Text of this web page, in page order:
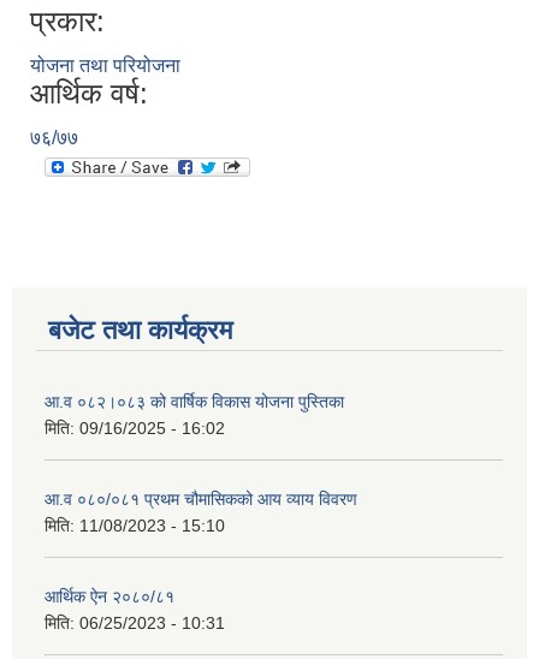
प्रकार:
योजना तथा परियोजना
आर्थिक वर्ष:
७६/७७
बजेट तथा कार्यक्रम
आ.व ०८२।०८३ को वार्षिक विकास योजना पुस्तिका
मिति: 09/16/2025 - 16:02
आ.व ०८०/०८१ प्रथम चौमासिकको आय व्याय विवरण
मिति: 11/08/2023 - 15:10
आर्थिक ऐन २०८०/८१
मिति: 06/25/2023 - 10:31